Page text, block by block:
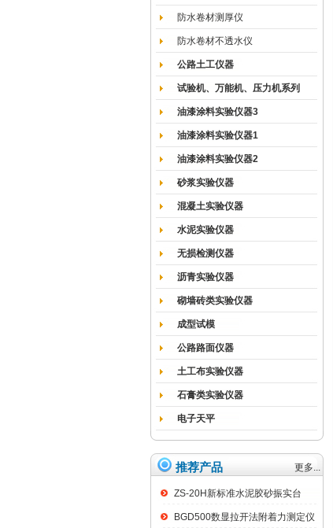
防水卷材测厚仪
防水卷材不透水仪
公路土工仪器
试验机、万能机、压力机系列
油漆涂料实验仪器3
油漆涂料实验仪器1
油漆涂料实验仪器2
砂浆实验仪器
混凝土实验仪器
水泥实验仪器
无损检测仪器
沥青实验仪器
砌墙砖类实验仪器
成型试模
公路路面仪器
土工布实验仪器
石膏类实验仪器
电子天平
推荐产品 更多...
ZS-20H新标准水泥胶砂振实台
BGD500数显拉开法附着力测定仪